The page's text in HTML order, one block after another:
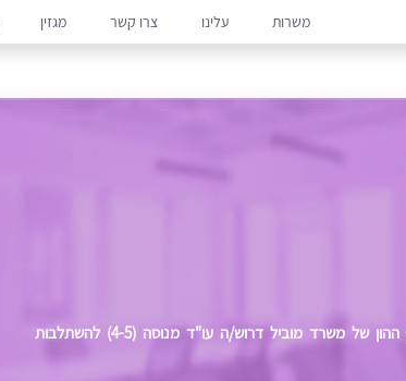
משרות עלינו צרו קשר מגזין
למחלקה מסחרית ושוק ההון של משרד מוביל דרוש/ה עו"ד מנוסה (4-5) להשתלבות